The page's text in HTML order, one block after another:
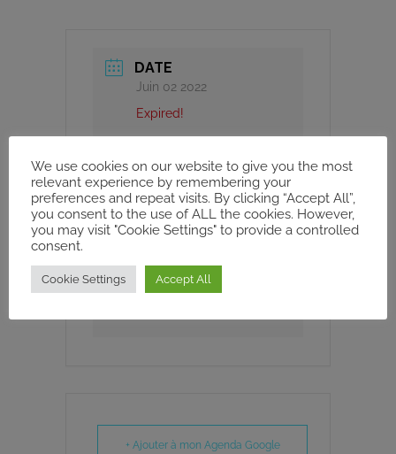
DATE
Juin 02 2022
Expired!
HEURE
All Day
WORKSHOPS AND
+ Ajouter à mon Agenda Google
We use cookies on our website to give you the most
relevant experience by remembering your
preferences and repeat visits. By clicking “Accept All”,
you consent to the use of ALL the cookies. However,
you may visit "Cookie Settings" to provide a controlled
consent.
Cookie Settings Accept All